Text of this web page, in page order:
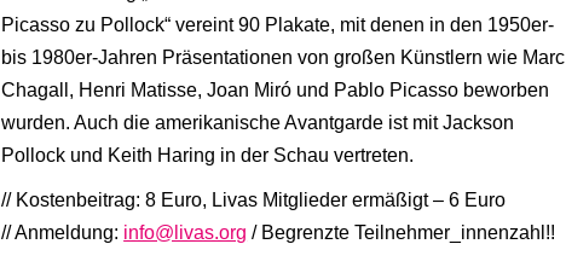
Picasso zu Pollock“ vereint 90 Plakate, mit denen in den 1950er-
bis 1980er-Jahren Präsentationen von großen Künstlern wie Marc
Chagall, Henri Matisse, Joan Miró und Pablo Picasso beworben
wurden. Auch die amerikanische Avantgarde ist mit Jackson
Pollock und Keith Haring in der Schau vertreten.
// Kostenbeitrag: 8 Euro, Livas Mitglieder ermäßigt – 6 Euro
// Anmeldung: info@livas.org / Begrenzte Teilnehmer_innenzahl!!